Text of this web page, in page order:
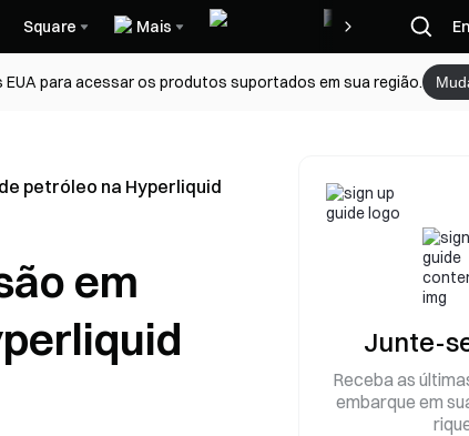
Square Mais
para acessar os produtos suportados em sua região.
petróleo na Hyperliquid
em
Junte-
Receba as
embarque em